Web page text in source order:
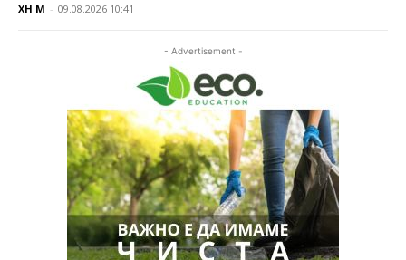
XH M - 09.08.2026 10:41
- Advertisement -